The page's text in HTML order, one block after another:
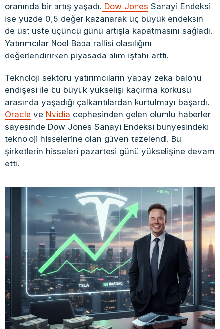
oranında bir artış yaşadı. Dow Jones Sanayi Endeksi
ise yüzde 0,5 değer kazanarak üç büyük endeksin
de üst üste üçüncü günü artışla kapatmasını sağladı.
Yatırımcılar Noel Baba rallisi olasılığını
değerlendirirken piyasada alım iştahı arttı.
Teknoloji sektörü yatırımcıların yapay zeka balonu
endişesi ile bu büyük yükselişi kaçırma korkusu
arasında yaşadığı çalkantılardan kurtulmayı başardı.
Oracle ve Nvidia cephesinden gelen olumlu haberler
sayesinde Dow Jones Sanayi Endeksi bünyesindeki
teknoloji hisselerine olan güven tazelendi. Bu
şirketlerin hisseleri pazartesi günü yükselişine devam
etti.